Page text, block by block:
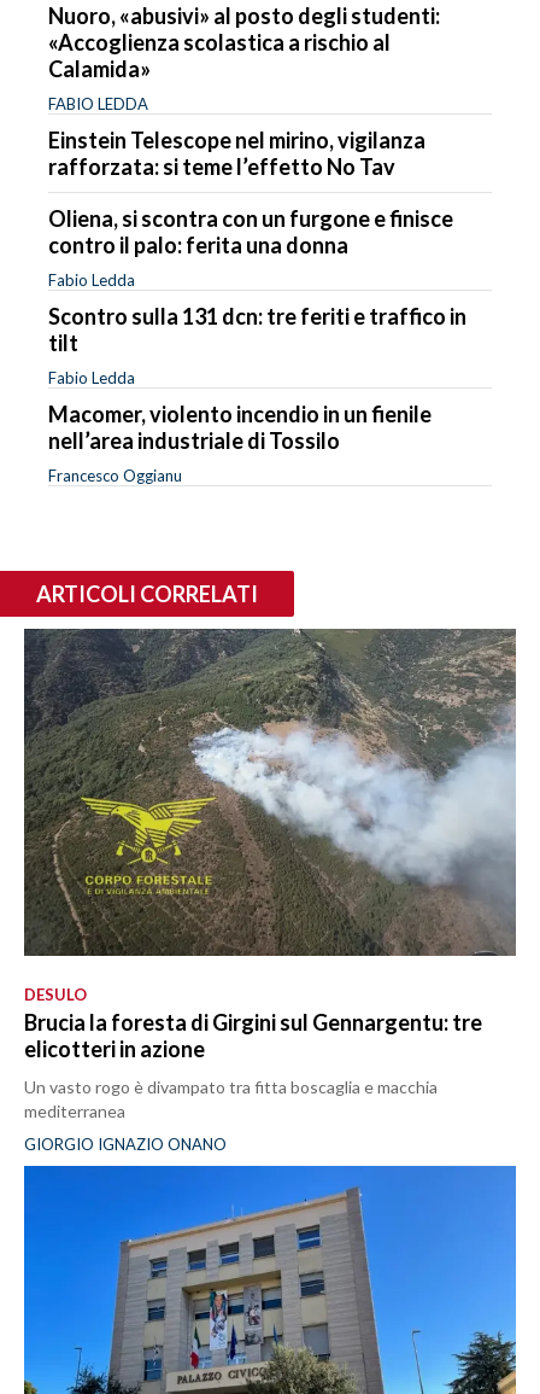
Nuoro, «abusivi» al posto degli studenti:
«Accoglienza scolastica a rischio al
Calamida»
FABIO LEDDA
Einstein Telescope nel mirino, vigilanza
rafforzata: si teme l’effetto No Tav
Oliena, si scontra con un furgone e finisce
contro il palo: ferita una donna
Fabio Ledda
Scontro sulla 131 dcn: tre feriti e traffico in
tilt
Fabio Ledda
Macomer, violento incendio in un fienile
nell’area industriale di Tossilo
Francesco Oggianu
ARTICOLI CORRELATI
DESULO
Brucia la foresta di Girgini sul Gennargentu: tre
elicotteri in azione
Un vasto rogo è divampato tra fitta boscaglia e macchia
mediterranea
GIORGIO IGNAZIO ONANO